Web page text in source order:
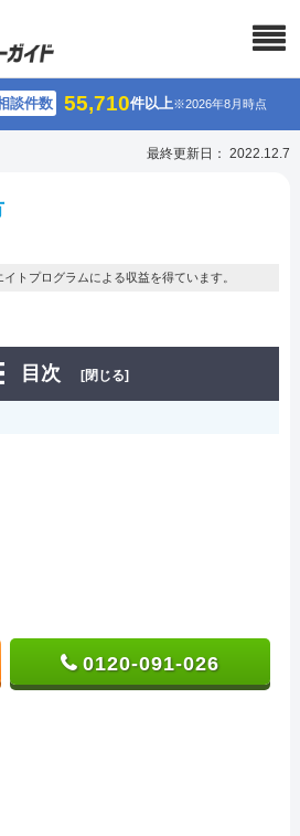
談件数 55,710件以上※2026年8月時点
最終更新日： 2022.12.7
トプログラムによる収益を得ています。
目次 [閉じる]
0120-091-026